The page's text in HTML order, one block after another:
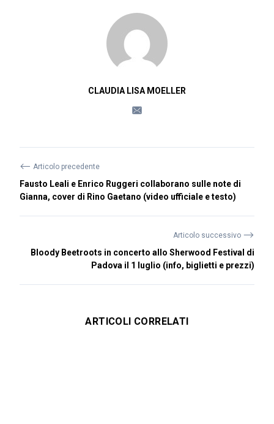
CLAUDIA LISA MOELLER
⟵ Articolo precedente
Fausto Leali e Enrico Ruggeri collaborano sulle note di
Gianna, cover di Rino Gaetano (video ufficiale e testo)
Articolo successivo ⟶
Bloody Beetroots in concerto allo Sherwood Festival di
Padova il 1 luglio (info, biglietti e prezzi)
ARTICOLI CORRELATI